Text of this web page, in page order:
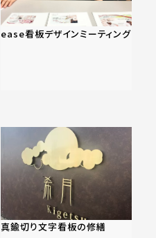
ease看板デザインミーティング
真鍮切り文字看板の修繕